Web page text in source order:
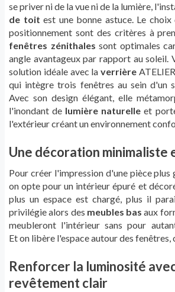
se priver ni de la vue ni de la lumière,
de toit est une bonne astuce. Le
positionnement sont des critères à
fenêtres zénithales sont optimales
angle avantageux par rapport au soleil.
solution idéale avec laverrière
qui intègre trois fenêtres au sein d'un
Avec son design élégant, elle
l'inondant de lumière naturelle et
l'extérieur créant un environnement
Une décoration minimaliste
Pour créer l'impression d'une pièce plus
on opte pour un intérieur épuré et
plus un espace est chargé, plus il
privilégie alors des meubles bas aux
meubleront l'intérieur sans pour
Et on libère l'espace autour des
Renforcer la luminosité
revêtement clair